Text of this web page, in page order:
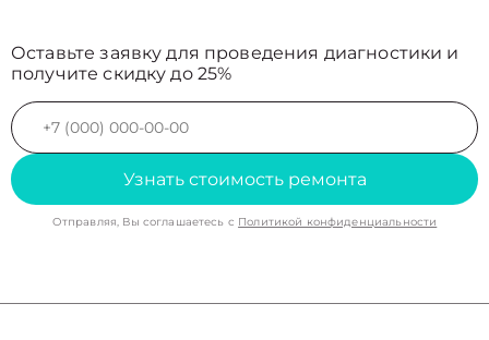
Оставьте заявку для проведения диагностики и
получите скидку до 25%
Узнать стоимость ремонта
Отправляя, Вы соглашаетесь с Политикой конфиденциальности